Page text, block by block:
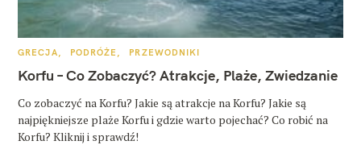
K
T
E
O
R
I
GRECJA PODRÓŻE PRZEWODNIKI
Korfu – Co Zobaczyć? Atrakcje, Plaże, Zwiedzanie
Co zobaczyć na Korfu? Jakie są atrakcje na Korfu? Jakie są
najpiękniejsze plaże Korfu i gdzie warto pojechać? Co robić na
Korfu? Kliknij i sprawdź!